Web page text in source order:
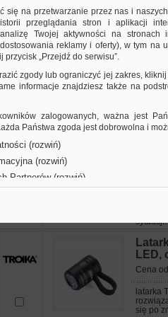
ta
Cena
ta
latarka
LED,
Cena
latarka
się po
się na przetwarzanie przez nas i
przeglądania stron i aplikacji
Twojej aktywności na
reklamy i oferty), w tym na
przycisk „Przejdź do serwisu”.
zgody lub ograniczyć jej zakres,
informacje znajdziesz także na
zalogowanych, ważna jest
Państwa zgoda jest dobrowolna i
(rozwiń)
(rozwiń)
Partnerów (rozwiń)